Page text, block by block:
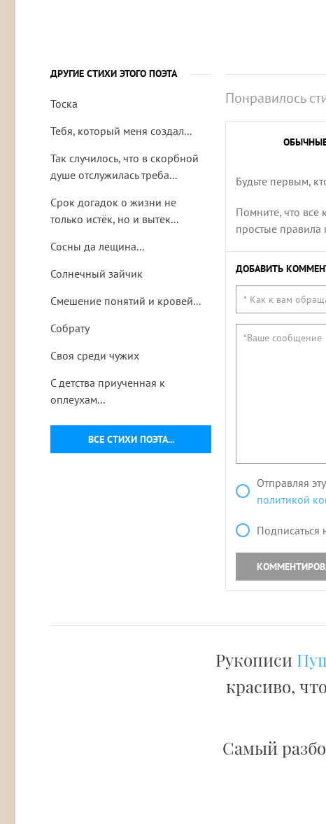
ДРУГИЕ СТИХИ ЭТОГО ПОЭТА
ВСЕ СТИХИ ПОЭТА...
Тоска
Тебя, который меня создал...
Так случилось, что в скорбной
душе отслужилась треба...
Срок догадок о жизни не
только истёк, но и вытек...
Сосны да лещина...
Солнечный зайчик
Смешение понятий и кровей...
Собрату
Своя среди чужих
С детства приученная к
оплеухам...
Понравилось
Будьте первым,
Помните, что все
простые правила
ДОБАВИТЬ
Отправляя
политикой
Подписаться
Рукописи
красиво,
Самый